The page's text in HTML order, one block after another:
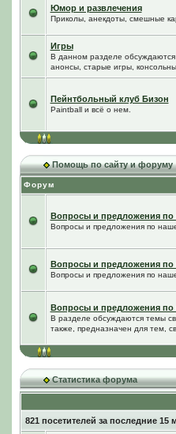
Юмор и развлечения
Приколы, анекдоты, смешные
Игры
В данном разделе
анонсы, старые игры,
Пейнтбольный клуб Бизон
Paintball и всё о нем.
Помощь по сайту и форуму
Форум
Вопросы и предложения по
Вопросы и предложения по
Вопросы и предложения
Вопросы и предложения по
Вопросы и предложения по
В разделе обсуждаются темы
также, предназначен для тем,
Статистика форума
821 посетителей за последние 15